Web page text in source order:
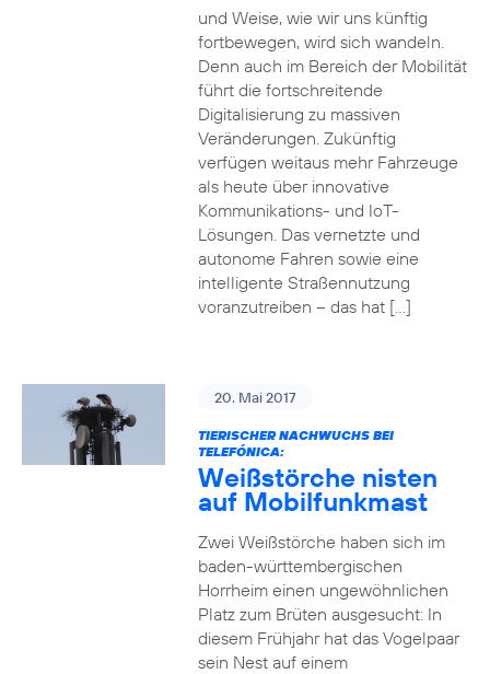
und Weise, wie wir uns künftig
fortbewegen, wird sich wandeln.
Denn auch im Bereich der Mobilität
führt die fortschreitende
Digitalisierung zu massiven
Veränderungen. Zukünftig
verfügen weitaus mehr Fahrzeuge
als heute über innovative
Kommunikations- und IoT-
Lösungen. Das vernetzte und
autonome Fahren sowie eine
intelligente Straßennutzung
voranzutreiben – das hat […]
20. Mai 2017
TIERISCHER NACHWUCHS BEI
TELEFÓNICA:
Weißstörche nisten
auf Mobilfunkmast
Zwei Weißstörche haben sich im
baden-württembergischen
Horrheim einen ungewöhnlichen
Platz zum Brüten ausgesucht: In
diesem Frühjahr hat das Vogelpaar
sein Nest auf einem